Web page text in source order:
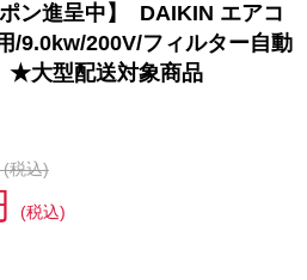
ン進呈中】 DAIKIN エアコ
/9.0kw/200V/フィルター自動
★大型配送対象商品
(税込)
(税込)